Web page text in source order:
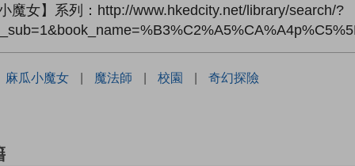
魔女】系列：http://www.hkedcity.net/library/search/?
麻瓜小魔女 | 魔法師 | 校園 | 奇幻探險